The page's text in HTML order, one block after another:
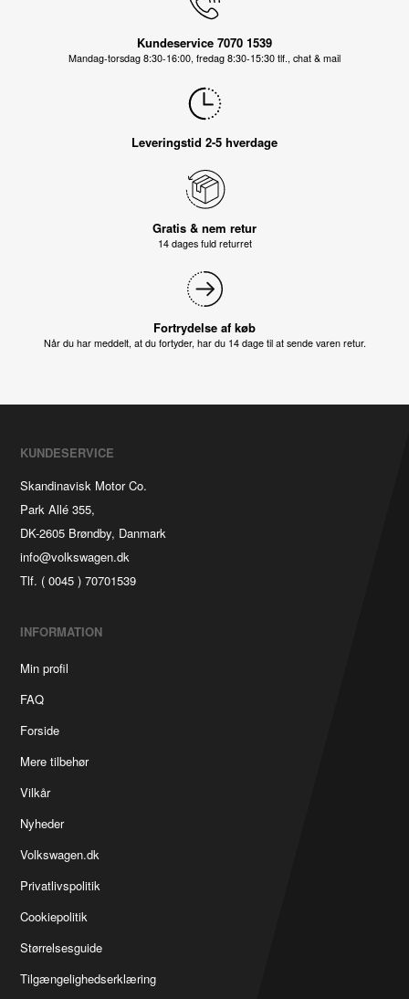
Kundeservice 7070 1539
Mandag-torsdag 8:30-16:00, fredag 8:30-15:30 tlf., chat & mail
Leveringstid 2-5 hverdage
Gratis & nem retur
14 dages fuld returret
Fortrydelse af køb
Når du har meddelt, at du fortyder, har du 14 dage til at sende varen retur.
KUNDESERVICE
Skandinavisk Motor Co.
Park Allé 355,
DK-2605 Brøndby, Danmark
info@volkswagen.dk
Tlf. ( 0045 ) 70701539
INFORMATION
Min profil
FAQ
Forside
Mere tilbehør
Vilkår
Nyheder
Volkswagen.dk
Privatlivspolitik
Cookiepolitik
Størrelsesguide
Tilgængelighedserklæring